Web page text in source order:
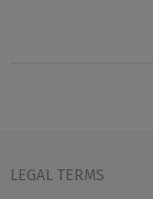
LEGAL TERMS